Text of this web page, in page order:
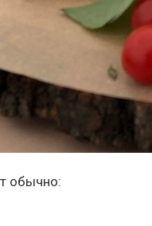
обычно: